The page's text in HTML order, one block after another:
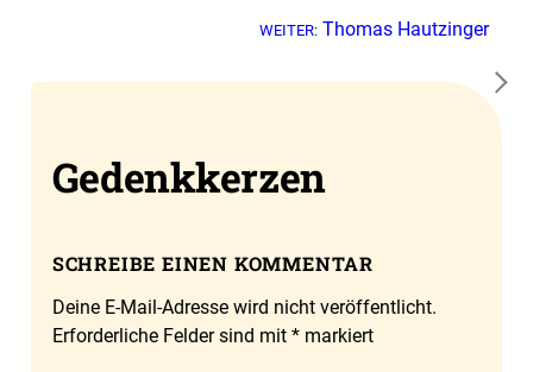
WEITER: Thomas Hautzinger
→
Gedenkkerzen
SCHREIBE EINEN KOMMENTAR
Deine E-Mail-Adresse wird nicht veröffentlicht.
Erforderliche Felder sind mit *markiert